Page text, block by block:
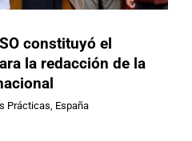
constituyó el
la redacción de la
Prácticas, España
Centro de